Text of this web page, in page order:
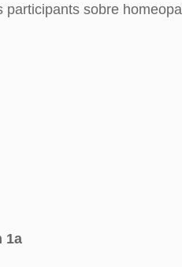
sobre
1a